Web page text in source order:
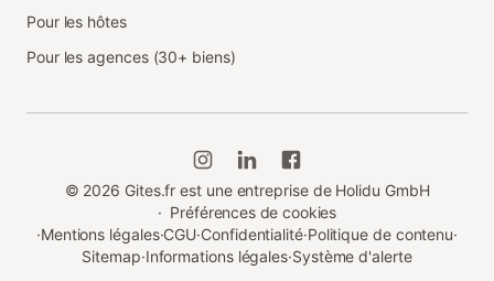
Pour les hôtes
Pour les agences (30+ biens)
© 2026 Gites.fr est une entreprise de Holidu GmbH
· Préférences de cookies
·Mentions légales·CGU·Confidentialité·Politique de contenu·
Sitemap·Informations légales·Système d'alerte